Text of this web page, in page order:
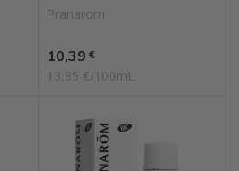
Pranarom
Prix
10,39 €
13,85 €/100mL